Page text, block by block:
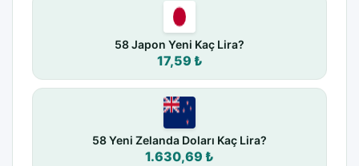
58 Japon Yeni Kaç Lira?
17,59 ₺
58 Yeni Zelanda Doları Kaç Lira?
1.630,69 ₺